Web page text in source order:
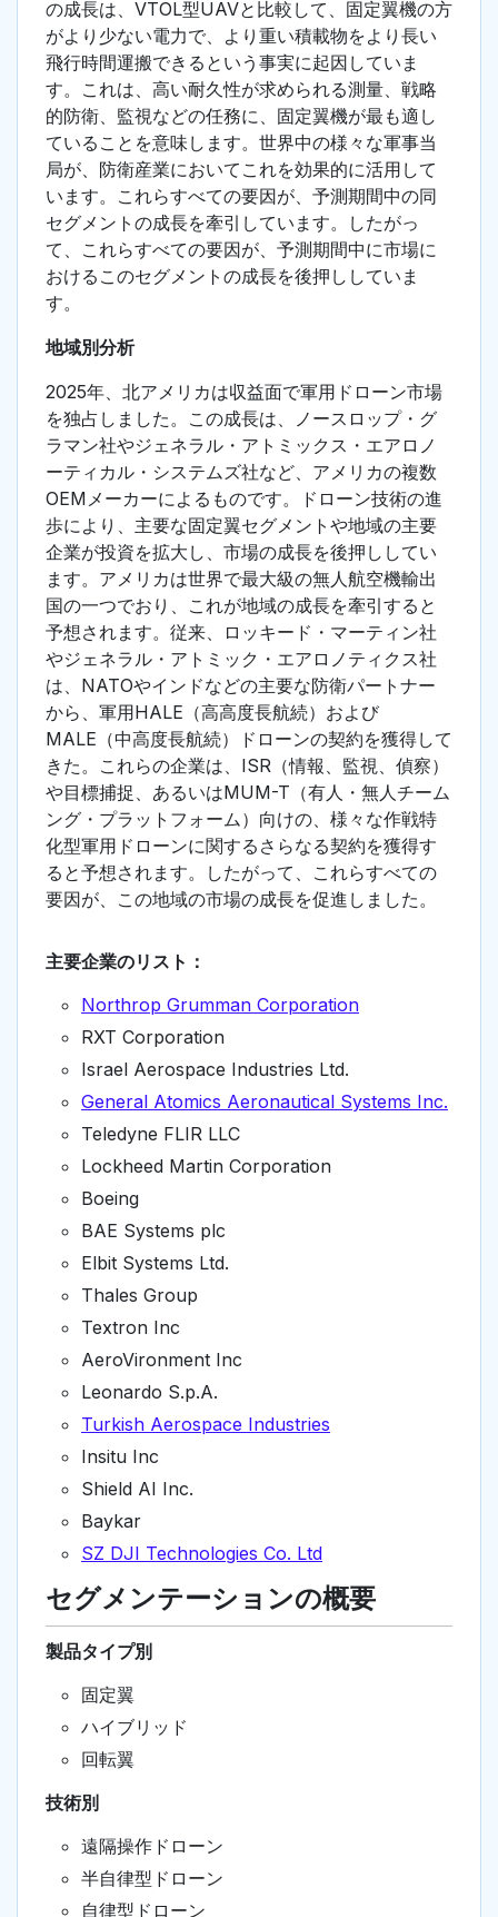
の成長は、VTOL型UAVと比較して、固定翼機の方
がより少ない電力で、より重い積載物をより長い
飛行時間運搬できるという事実に起因していま
す。これは、高い耐久性が求められる測量、戦略
的防衛、監視などの任務に、固定翼機が最も適し
ていることを意味します。世界中の様々な軍事当
局が、防衛産業においてこれを効果的に活用して
います。これらすべての要因が、予測期間中の同
セグメントの成長を牽引しています。したがっ
て、これらすべての要因が、予測期間中に市場に
おけるこのセグメントの成長を後押ししていま
す。
地域別分析
2025年、北アメリカは収益面で軍用ドローン市場
を独占しました。この成長は、ノースロップ・グ
ラマン社やジェネラル・アトミックス・エアロノ
ーティカル・システムズ社など、アメリカの複数
OEMメーカーによるものです。ドローン技術の進
歩により、主要な固定翼セグメントや地域の主要
企業が投資を拡大し、市場の成長を後押ししてい
ます。アメリカは世界で最大級の無人航空機輸出
国の一つでおり、これが地域の成長を牽引すると
予想されます。従来、ロッキード・マーティン社
やジェネラル・アトミック・エアロノティクス社
は、NATOやインドなどの主要な防衛パートナー
から、軍用HALE（高高度長航続）および
MALE（中高度長航続）ドローンの契約を獲得して
きた。これらの企業は、ISR（情報、監視、偵察）
や目標捕捉、あるいはMUM-T（有人・無人チーム
ング・プラットフォーム）向けの、様々な作戦特
化型軍用ドローンに関するさらなる契約を獲得す
ると予想されます。したがって、これらすべての
要因が、この地域の市場の成長を促進しました。
主要企業のリスト：
Northrop Grumman Corporation
RXT Corporation
Israel Aerospace Industries Ltd.
General Atomics Aeronautical Systems Inc.
Teledyne FLIR LLC
Lockheed Martin Corporation
Boeing
BAE Systems plc
Elbit Systems Ltd.
Thales Group
Textron Inc
AeroVironment Inc
Leonardo S.p.A.
Turkish Aerospace Industries
Insitu Inc
Shield AI Inc.
Baykar
SZ DJI Technologies Co. Ltd
セグメンテーションの概要
製品タイプ別
固定翼
ハイブリッド
回転翼
技術別
遠隔操作ドローン
半自律型ドローン
自律型ドローン